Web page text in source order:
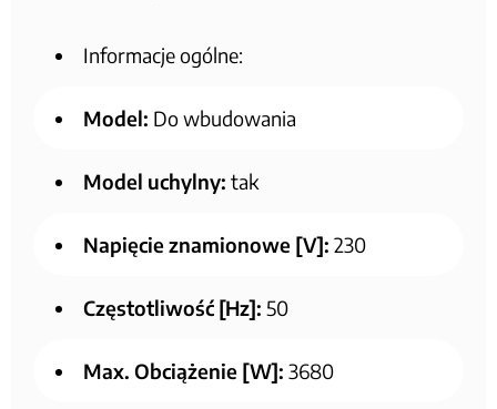
Informacje ogólne:
Model: Do wbudowania
Model uchylny: tak
Napięcie znamionowe [V]: 230
Częstotliwość [Hz]: 50
Max. Obciążenie [W]: 3680